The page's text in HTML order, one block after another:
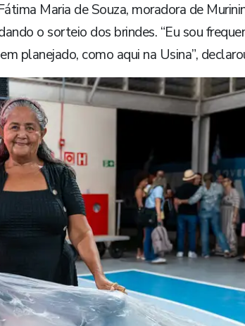
Maria de Souza, moradora de
o sorteio dos brindes. “Eu sou
planejado, como aqui na Usina”,